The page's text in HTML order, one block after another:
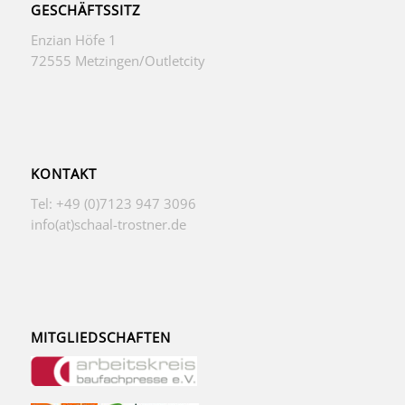
GESCHÄFTSSITZ
Enzian Höfe 1
72555 Metzingen/Outletcity
KONTAKT
Tel: +49 (0)7123 947 3096
info(at)schaal-trostner.de
MITGLIEDSCHAFTEN